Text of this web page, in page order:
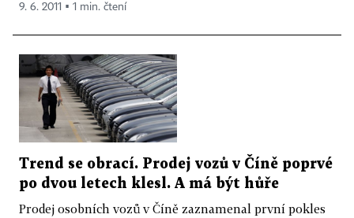
9. 6. 2011 ▪ 1 min. čtení
Trend se obrací. Prodej vozů v Číně poprvé
po dvou letech klesl. A má být hůře
Prodej osobních vozů v Číně zaznamenal první pokles